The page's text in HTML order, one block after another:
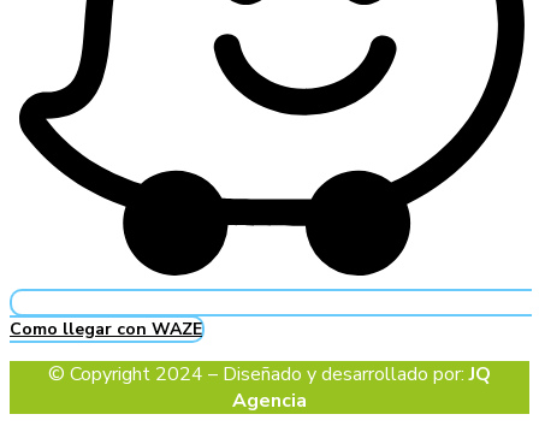
Como llegar con WAZE
© Copyright 2024 – Diseñado y desarrollado por:JQ
Agencia